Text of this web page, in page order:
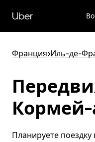
перейти
к
Uber
Франция>Иль-де-
Планируете